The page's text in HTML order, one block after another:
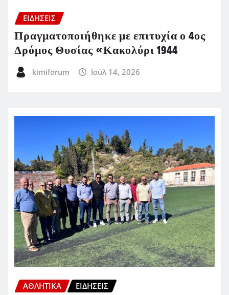
ΕΙΔΗΣΕΙΣ
Πραγματοποιήθηκε με επιτυχία ο 4ος
Δρόμος Θυσίας «Κακολύρι 1944
kimiforum Ιούλ 14, 2026
ΑΘΛΗΤΙΚΑ ΕΙΔΗΣΕΙΣ